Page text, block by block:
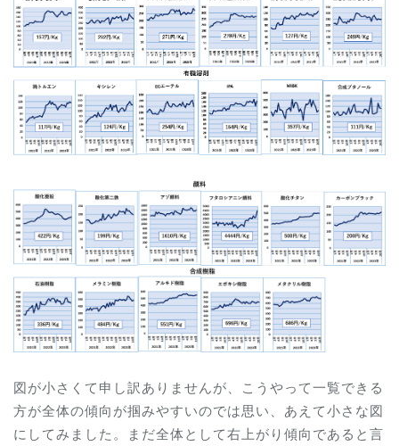
図が小さくて申し訳ありませんが、こうやって一覧できる
方が全体の傾向が掴みやすいのでは思い、あえて小さな図
にしてみました。まだ全体として右上がり傾向であると言